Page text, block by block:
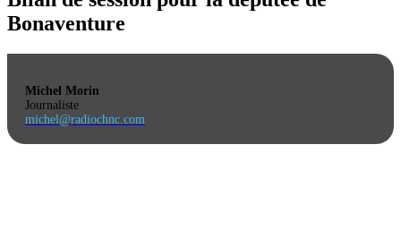
Bonaventure
Michel Morin
Journaliste
michel@radiochnc.com